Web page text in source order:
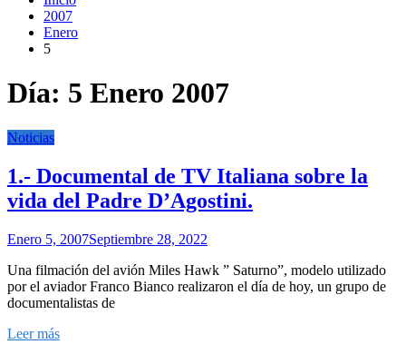
2007
Enero
5
Día: 5 Enero 2007
Noticias
1.- Documental de TV Italiana sobre la
vida del Padre D’Agostini.
Enero 5, 2007Septiembre 28, 2022
Una filmación del avión Miles Hawk ” Saturno”, modelo utilizado
por el aviador Franco Bianco realizaron el día de hoy, un grupo de
documentalistas de
Leer más